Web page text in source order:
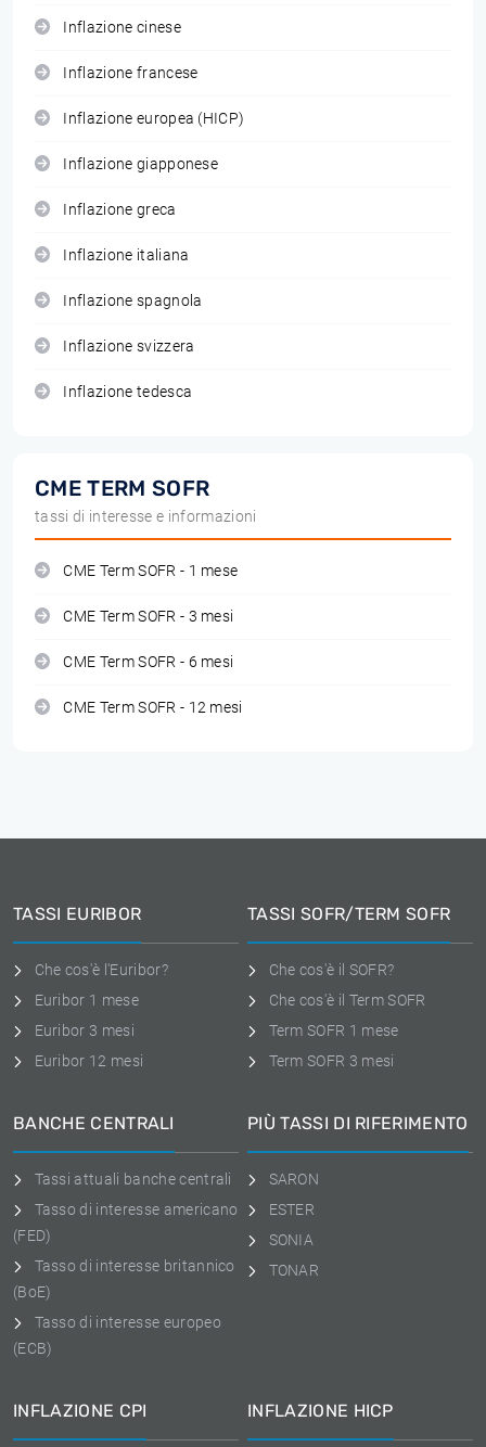
Inflazione cinese
Inflazione francese
Inflazione europea (HICP)
Inflazione giapponese
Inflazione greca
Inflazione italiana
Inflazione spagnola
Inflazione svizzera
Inflazione tedesca
CME TERM SOFR
tassi di interesse e informazioni
CME Term SOFR - 1 mese
CME Term SOFR - 3 mesi
CME Term SOFR - 6 mesi
CME Term SOFR - 12 mesi
TASSI EURIBOR
Che cos'è l'Euribor?
Euribor 1 mese
Euribor 3 mesi
Euribor 12 mesi
TASSI SOFR/TERM SOFR
Che cos'è il SOFR?
Che cos'è il Term SOFR
Term SOFR 1 mese
Term SOFR 3 mesi
BANCHE CENTRALI
Tassi attuali banche centrali
Tasso di interesse americano
(FED)
Tasso di interesse britannico
(BoE)
Tasso di interesse europeo
(ECB)
PIÙ TASSI DI RIFERIMENTO
SARON
ESTER
SONIA
TONAR
INFLAZIONE CPI INFLAZIONE HICP